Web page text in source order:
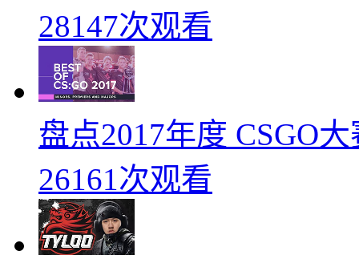
28147次观看
盘点2017年度 CSGO
26161次观看